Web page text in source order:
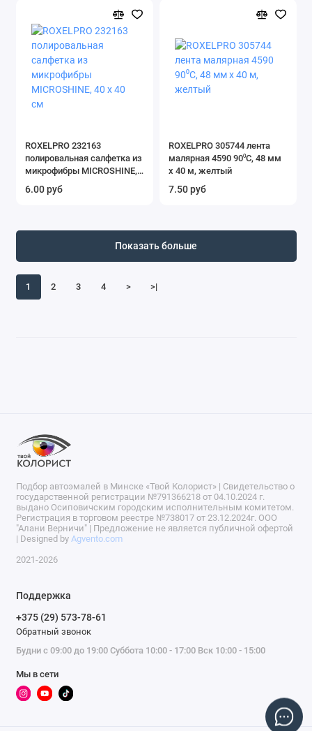
ROXELPRO 232163
полировальная салфетка из
микрофибры MICROSHINE,
40 х 40 см
6.00 руб
ROXELPRO 305744 лента
малярная 4590 90⁰С, 48 мм
х 40 м, желтый
7.50 руб
1 2 3 4 > >|
Показать больше
Подбор автоэмалей в Минске «Твой Колорист» | Свидетельство о
государственной регистрации №791366218 от 04.10.2024 г.
выдано Осиповичским городским исполнительным комитетом.
Регистрация в торговом реестре №738017 от 23.12.2024г. ООО
"Алани Верничи" | Предложение не является публичной офертой
| Designed by Agvento.com
2021-2026
Поддержка
+375 (29) 573-78-61
Обратный звонок
Будни с 09:00 до 19:00 Суббота 10:00 - 17:00 Вск 10:00 - 15:00
Мы в сети